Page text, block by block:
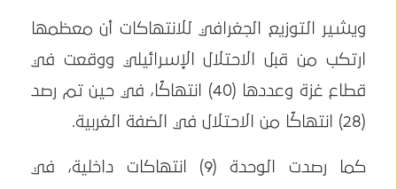
ويشير التوزيع الجغرافي للانتهاكات أن معظمها
ارتكب من قبل الاحتلال الإسرائيلي ووقعت في
قطاع غزة وعددها (40) انتهاكًا، في حين تم رصد
(28) انتهاكًا من الاحتلال في الضفة الغربية.
كما رصدت الوحدة (9) انتهاكات داخلية، في